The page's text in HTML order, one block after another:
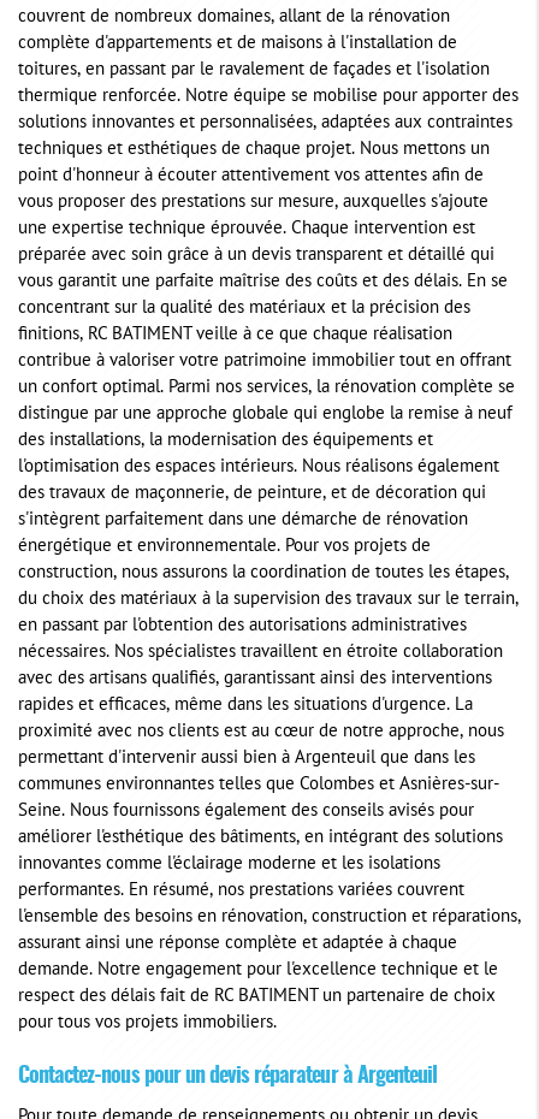
couvrent de nombreux domaines, allant de la rénovation
complète d'appartements et de maisons à l'installation de
toitures, en passant par le ravalement de façades et l'isolation
thermique renforcée. Notre équipe se mobilise pour apporter des
solutions innovantes et personnalisées, adaptées aux contraintes
techniques et esthétiques de chaque projet. Nous mettons un
point d'honneur à écouter attentivement vos attentes afin de
vous proposer des prestations sur mesure, auxquelles s'ajoute
une expertise technique éprouvée. Chaque intervention est
préparée avec soin grâce à un devis transparent et détaillé qui
vous garantit une parfaite maîtrise des coûts et des délais. En se
concentrant sur la qualité des matériaux et la précision des
finitions, RC BATIMENT veille à ce que chaque réalisation
contribue à valoriser votre patrimoine immobilier tout en offrant
un confort optimal. Parmi nos services, la rénovation complète se
distingue par une approche globale qui englobe la remise à neuf
des installations, la modernisation des équipements et
l'optimisation des espaces intérieurs. Nous réalisons également
des travaux de maçonnerie, de peinture, et de décoration qui
s'intègrent parfaitement dans une démarche de rénovation
énergétique et environnementale. Pour vos projets de
construction, nous assurons la coordination de toutes les étapes,
du choix des matériaux à la supervision des travaux sur le terrain,
en passant par l'obtention des autorisations administratives
nécessaires. Nos spécialistes travaillent en étroite collaboration
avec des artisans qualifiés, garantissant ainsi des interventions
rapides et efficaces, même dans les situations d'urgence. La
proximité avec nos clients est au cœur de notre approche, nous
permettant d'intervenir aussi bien à Argenteuil que dans les
communes environnantes telles que Colombes et Asnières-sur-
Seine. Nous fournissons également des conseils avisés pour
améliorer l'esthétique des bâtiments, en intégrant des solutions
innovantes comme l'éclairage moderne et les isolations
performantes. En résumé, nos prestations variées couvrent
l'ensemble des besoins en rénovation, construction et réparations,
assurant ainsi une réponse complète et adaptée à chaque
demande. Notre engagement pour l'excellence technique et le
respect des délais fait de RC BATIMENT un partenaire de choix
pour tous vos projets immobiliers.
Contactez-nous pour un devis réparateur à Argenteuil